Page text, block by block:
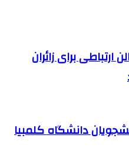
ارتباطی برای زائران
دانشگاه کلمبیا